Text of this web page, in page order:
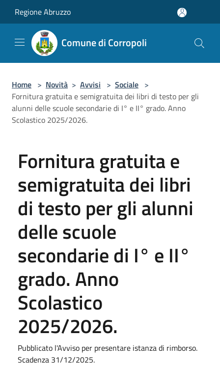
Regione Abruzzo
Comune di Corropoli
Home > Novità > Avvisi > Sociale >
Fornitura gratuita e semigratuita dei libri di testo per gli
alunni delle scuole secondarie di I° e II° grado. Anno
Scolastico 2025/2026.
Fornitura gratuita e
semigratuita dei libri
di testo per gli alunni
delle scuole
secondarie di I° e II°
grado. Anno
Scolastico
2025/2026.
Pubblicato l'Avviso per presentare istanza di rimborso.
Scadenza 31/12/2025.